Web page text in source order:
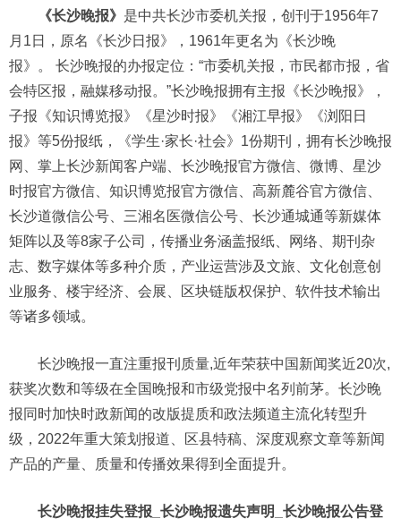
《长沙晚报》 是中共长沙市委机关报，创刊于1956年7
月1日，原名《长沙日报》，1961年更名为《长沙晚
报》。 长沙晚报的办报定位：“市委机关报，市民都市报，省
会特区报，融媒移动报。”长沙晚报拥有主报《长沙晚报》，
子报《知识博览报》《星沙时报》《湘江早报》《浏阳日
报》等5份报纸，《学生·家长·社会》1份期刊，拥有长沙晚报
网、掌上长沙新闻客户端、长沙晚报官方微信、微博、星沙
时报官方微信、知识博览报官方微信、高新麓谷官方微信、
长沙道微信公号、三湘名医微信公号、长沙通城通等新媒体
矩阵以及等8家子公司，传播业务涵盖报纸、网络、期刊杂
志、数字媒体等多种介质，产业运营涉及文旅、文化创意创
业服务、楼宇经济、会展、区块链版权保护、软件技术输出
等诸多领域。
长沙晚报一直注重报刊质量,近年荣获中国新闻奖近20次,
获奖次数和等级在全国晚报和市级党报中名列前茅。长沙晚
报同时加快时政新闻的改版提质和政法频道主流化转型升
级，2022年重大策划报道、区县特稿、深度观察文章等新闻
产品的产量、质量和传播效果得到全面提升。
长沙晚报挂失登报_长沙晚报遗失声明_长沙晚报公告登